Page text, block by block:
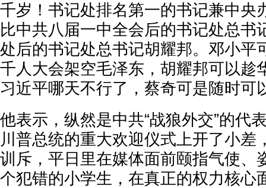
千岁！书记处排名第一的书记兼中央
比中共八届一中全会后的书记处总书
处后的书记处总书记胡耀邦。邓小平
千人大会架空毛泽东，胡耀邦可以趁
习近平哪天不行了，蔡奇可是随时可
他表示，纵然是中共“战狼外交”的代
川普总统的重大欢迎仪式上开了小差
训斥，平日里在媒体面前颐指气使、
个犯错的小学生，在真正的权力核心